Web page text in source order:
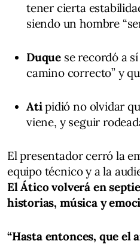
tener cierta
siendo un hombre
Duque se recordó a
camino correcto” y
Atipidió no olvidar
viene, y seguir
El presentador cerró la
equipo técnico y a la
El Ático volverá en
historias, música y
“Hasta entonces, que el